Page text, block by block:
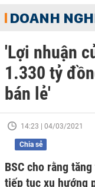
DOANH
'Lợi nhuận
1.330 tỷ
bán lẻ'
14:23 | 04/03/2021
Chia sẻ
BSC cho rằng
tiếp tục xu hướng